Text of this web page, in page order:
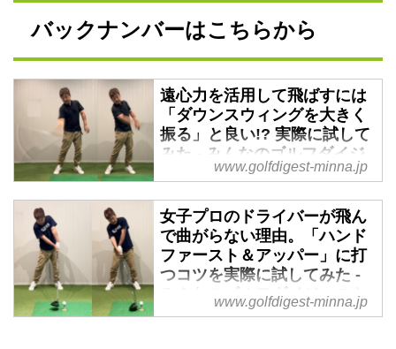
バックナンバーはこちらから
遠心力を活用して飛ばすには
「ダウンスウィングを大きく
振る」と良い!? 実際に試して
みた - みんなのゴルフダイジ
ハンマー投げのように、腕やクラ
ブが生み出す遠心力を最大限に活
用してスウィングすれば、動き自
体はセオリーから外れるものの、
腕力に頼らず振れるためシニアで
も飛ばせるのだという。シングル
www.golfdigest-minna.jp
女子プロのドライバーが飛ん
で曲がらない理由。「ハンド
ファースト＆アッパー」に打
つコツを実際に試してみた -
みんなのゴルフダイジェスト
女子プロのドライバーショットが
www.golfdigest-minna.jp